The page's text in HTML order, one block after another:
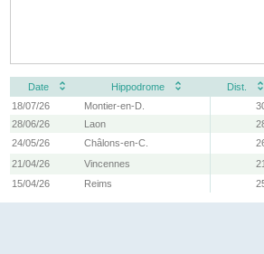
Date Hippodrome Dist.
18/07/26
Montier-en-D.
28/06/26
Laon
24/05/26
Châlons-en-C.
21/04/26
Vincennes
15/04/26
Reims